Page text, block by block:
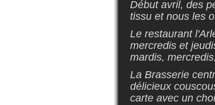
Début avril, des
tissu et nous les
Le restaurant
mercredis et
mardis,
La Brasserie
délicieux
carte avec un